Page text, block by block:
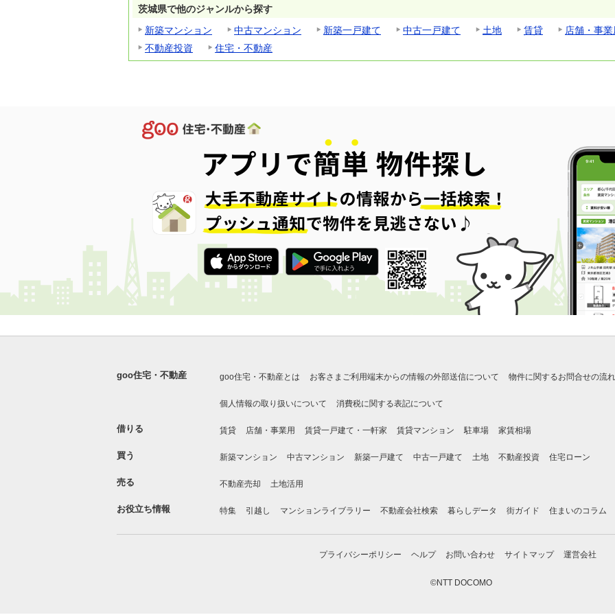
茨城県で他のジャンルから探す
新築マンション
中古マンション 新築一戸建て 中古一戸建て 土地 賃貸
店舗・事業
不動産投資
住宅・不動産
goo住宅・不動産 goo住宅・不動産とは お客さまご利用端末からの情報の外部送信について 物件に関するお問合せの流れ
個人情報の取り扱いについて 消費税に関する表記について
借りる 賃貸 店舗・事業用 賃貸一戸建て・一軒家 賃貸マンション 駐車場 家賃相場
買う 新築マンション 中古マンション 新築一戸建て 中古一戸建て 土地 不動産投資 住宅ローン
売る 不動産売却 土地活用
お役立ち情報 特集 引越し マンションライブラリー 不動産会社検索 暮らしデータ 街ガイド 住まいのコラム
プライバシーポリシー ヘルプ お問い合わせ サイトマップ 運営会社
©NTT DOCOMO